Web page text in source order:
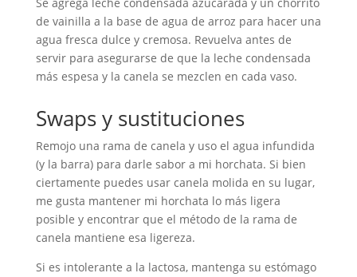
de vainilla a la base de agua de arroz para hacer una
agua fresca dulce y cremosa. Revuelva antes de
servir para asegurarse de que la leche condensada
más espesa y la canela se mezclen en cada vaso.
Swaps y sustituciones
Remojo una rama de canela y uso el agua infundida
(y la barra) para darle sabor a mi horchata. Si bien
ciertamente puedes usar canela molida en su lugar,
me gusta mantener mi horchata lo más ligera
posible y encontrar que el método de la rama de
canela mantiene esa ligereza.
Si es intolerante a la lactosa, mantenga su estómago